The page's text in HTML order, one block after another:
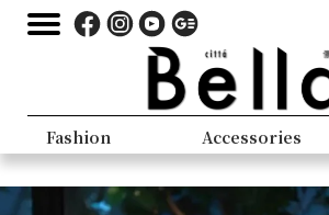
Fashion Accessories